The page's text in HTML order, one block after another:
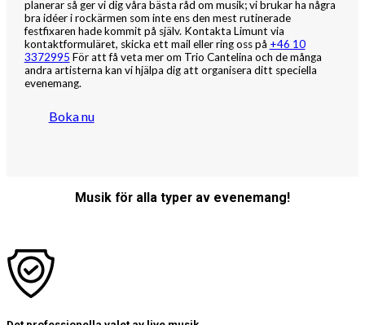
planerar så ger vi dig våra bästa råd om musik; vi brukar ha några
bra idéer i rockärmen som inte ens den mest rutinerade
festfixaren hade kommit på själv. Kontakta Limunt via
kontaktformuläret, skicka ett mail eller ring oss på +46 10
3372995 För att få veta mer om Trio Cantelina och de många
andra artisterna kan vi hjälpa dig att organisera ditt speciella
evenemang.
Boka nu
Musik för alla typer av evenemang!